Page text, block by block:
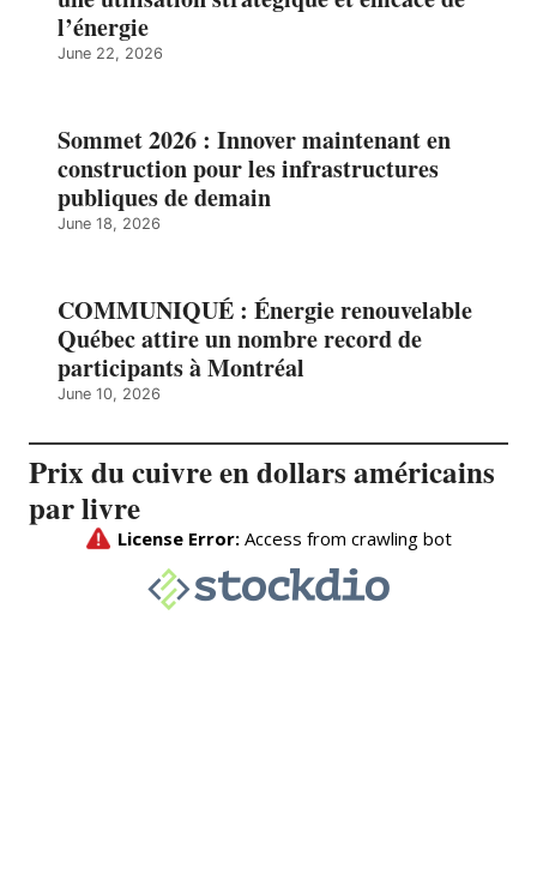
l’énergie
June 22, 2026
Sommet 2026 : Innover maintenant en
construction pour les infrastructures
publiques de demain
June 18, 2026
COMMUNIQUÉ : Énergie renouvelable
Québec attire un nombre record de
participants à Montréal
June 10, 2026
Prix du cuivre en dollars américains
par livre